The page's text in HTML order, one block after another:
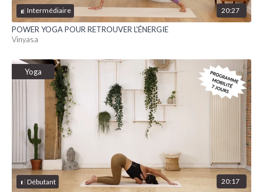
Intermédiaire 20:27
POWER YOGA POUR RETROUVER L'ÉNERGIE
Vinyasa
Débutant
Yoga
20:17